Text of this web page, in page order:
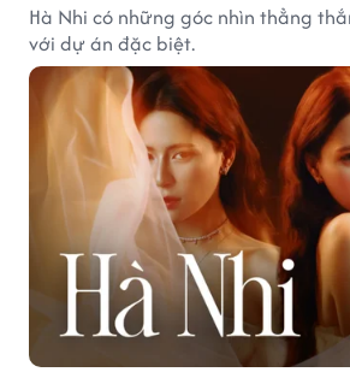
Hà Nhi có những góc nhìn thẳng
với dự án đặc biệt.